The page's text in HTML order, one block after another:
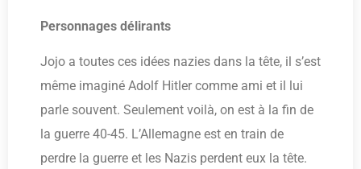
Personnages délirants
Jojo a toutes ces idées nazies dans la tête, il s’est
même imaginé Adolf Hitler comme ami et il lui
parle souvent. Seulement voilà, on est à la fin de
la guerre 40-45. L’Allemagne est en train de
perdre la guerre et les Nazis perdent eux la tête.